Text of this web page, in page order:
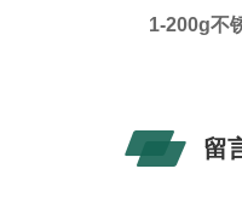
1-200g不
留